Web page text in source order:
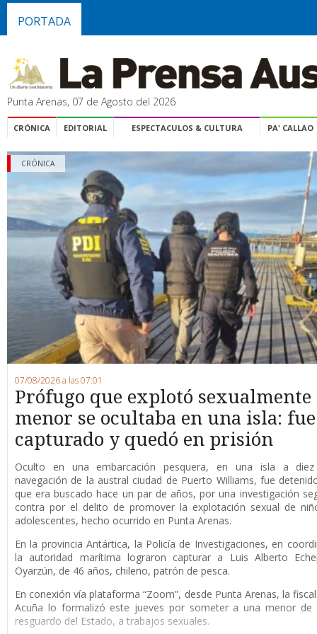
PORTADA
Punta Arenas, 07 de Agosto del 2026
CRÓNICA EDITORIAL ESPECTACULOS & CULTURA PA' CALLAO
CRÓNICA
07/08/2026 a las 07:01
Prófugo que explotó sexualmente
menor se ocultaba en una isla: fue
capturado y quedó en prisión
Oculto en una embarcación pesquera, en una isla a
navegación de la austral ciudad de Puerto Williams, fue
que era buscado hace un par de años, por una investigación
contra por el delito de promover la explotación sexual de
adolescentes, hecho ocurrido en Punta Arenas.
En la provincia Antártica, la Policía de Investigaciones, en
la autoridad marítima lograron capturar a Luis Alberto
Oyarzún, de 46 años, chileno, patrón de pesca.
En conexión vía plataforma “Zoom”, desde Punta Arenas, la
Acuña lo formalizó este jueves por someter a una menor de
resguardo del Estado, a trabajos sexuales.